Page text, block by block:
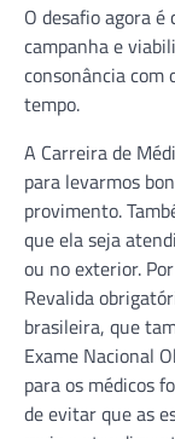
O desafio agora
campanha e
consonância com
tempo.
A Carreira de
para levarmos
provimento.
que ela seja
ou no exterior.
Revalida
brasileira, que
Exame Nacional
para os médicos
de evitar que as